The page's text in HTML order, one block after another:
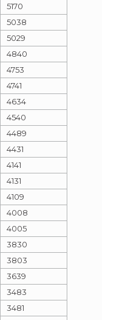
5170
5038
5029
4840
4753
4741
4634
4540
4489
4431
4141
4131
4109
4008
4005
3830
3803
3639
3483
3481